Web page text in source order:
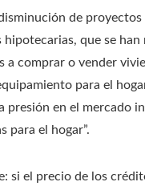
de
que se
a comprar o vender
para el
presión en el mercado
para el hogar”.
si el precio de los